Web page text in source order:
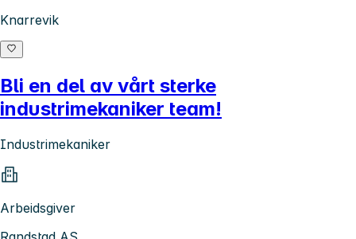
Knarrevik
Bli en del av vårt sterke
industrimekaniker team!
Industrimekaniker
Arbeidsgiver